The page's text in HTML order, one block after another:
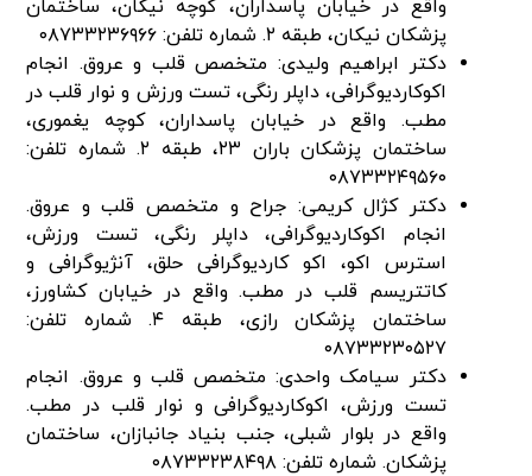
واقع در خیابان پاسداران، کوچه نیکان، ساختمان
پزشکان نیکان، طبقه ۲. شماره تلفن: ۰۸۷۳۳۲۳۶۹۶۶
دکتر ابراهیم ولیدی: متخصص قلب و عروق. انجام
اکوکاردیوگرافی، داپلر رنگی، تست ورزش و نوار قلب در
مطب. واقع در خیابان پاسداران، کوچه یغموری،
ساختمان پزشکان باران ۲۳، طبقه ۲. شماره تلفن:
۰۸۷۳۳۲۴۹۵۶۰
دکتر کژال کریمی: جراح و متخصص قلب و عروق.
انجام اکوکاردیوگرافی، داپلر رنگی، تست ورزش،
استرس اکو، اکو کاردیوگرافی حلق، آنژیوگرافی و
کاتتریسم قلب در مطب. واقع در خیابان کشاورز،
ساختمان پزشکان رازی، طبقه ۴. شماره تلفن:
۰۸۷۳۳۲۳۰۵۲۷
دکتر سیامک واحدی: متخصص قلب و عروق. انجام
تست ورزش، اکوکاردیوگرافی و نوار قلب در مطب.
واقع در بلوار شبلی، جنب بنیاد جانبازان، ساختمان
پزشکان. شماره تلفن: ۰۸۷۳۳۲۳۸۴۹۸